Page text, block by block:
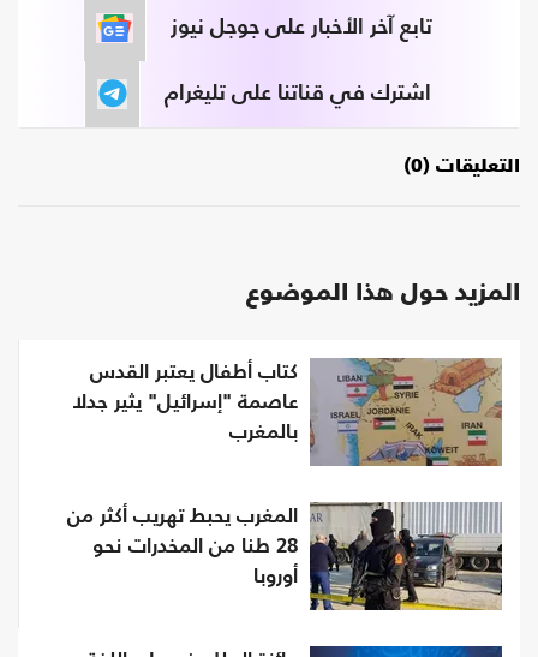
تابع آخر الأخبار على جوجل نيوز
اشترك في قناتنا على تليغرام
التعليقات (0)
المزيد حول هذا الموضوع
كتاب أطفال يعتبر القدس
عاصمة "إسرائيل" يثير جدلا
بالمغرب
المغرب يحبط تهريب أكثر من
28 طنا من المخدرات نحو
أوروبا